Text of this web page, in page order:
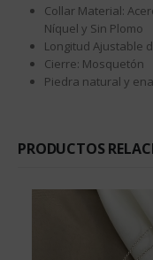
Collar Material:
Níquel y Sin Plomo
Longitud Ajustable
Cierre: Mosquetón
Piedra natural y
PRODUCTOS